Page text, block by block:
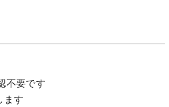
不要です
ます